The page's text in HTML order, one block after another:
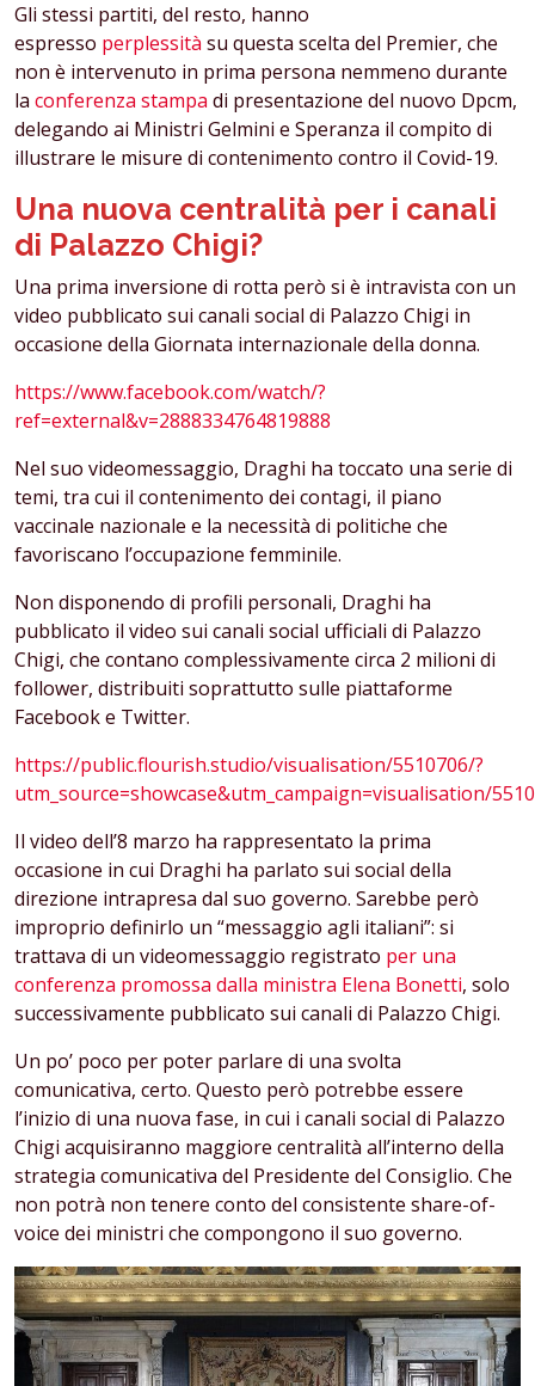
Gli stessi partiti, del resto, hanno
espresso perplessità su questa scelta del Premier, che
non è intervenuto in prima persona nemmeno durante
la conferenza stampa di presentazione del nuovo Dpcm,
delegando ai Ministri Gelmini e Speranza il compito di
illustrare le misure di contenimento contro il Covid-19.
Una nuova centralità per i canali
di Palazzo Chigi?
Una prima inversione di rotta però si è intravista con un
video pubblicato sui canali social di Palazzo Chigi in
occasione della Giornata internazionale della donna.
https://www.facebook.com/watch/?
ref=external&v=2888334764819888
Nel suo videomessaggio, Draghi ha toccato una serie di
temi, tra cui il contenimento dei contagi, il piano
vaccinale nazionale e la necessità di politiche che
favoriscano l’occupazione femminile.
Non disponendo di profili personali, Draghi ha
pubblicato il video sui canali social ufficiali di Palazzo
Chigi, che contano complessivamente circa 2 milioni di
follower, distribuiti soprattutto sulle piattaforme
Facebook e Twitter.
https://public.flourish.studio/visualisation/5510706/?
utm_source=showcase&utm_campaign=visualisation/
Il video dell’8 marzo ha rappresentato la prima
occasione in cui Draghi ha parlato sui social della
direzione intrapresa dal suo governo. Sarebbe però
improprio definirlo un “messaggio agli italiani”: si
trattava di un videomessaggio registrato per una
conferenza promossa dalla ministra Elena Bonetti, solo
successivamente pubblicato sui canali di Palazzo Chigi.
Un po’ poco per poter parlare di una svolta
comunicativa, certo. Questo però potrebbe essere
l’inizio di una nuova fase, in cui i canali social di Palazzo
Chigi acquisiranno maggiore centralità all’interno della
strategia comunicativa del Presidente del Consiglio. Che
non potrà non tenere conto del consistente share-of-
voice dei ministri che compongono il suo governo.